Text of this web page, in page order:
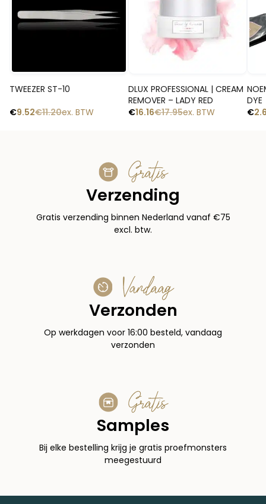
TWEEZER ST-10
€11.20
€9.52 ex. BTW
DLUX PROFESSIONAL | CREAM
REMOVER – LADY RED
€17.95
€16.16 ex. BTW
DYE
€
Gratis
Verzending
Gratis verzending binnen Nederland vanaf €75
excl. btw.
Vandaag
Verzonden
Op werkdagen voor 16:00 besteld, vandaag
verzonden
Gratis
Samples
Bij elke bestelling krijg je gratis proefmonsters
meegestuurd